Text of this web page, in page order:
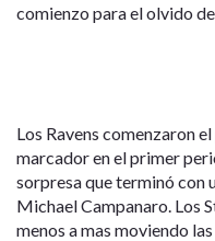
comienzo para el olvido
Los Ravens comenzaron
marcador en el primer
sorpresa que terminó con
Michael Campanaro. Los
menos a mas moviendo